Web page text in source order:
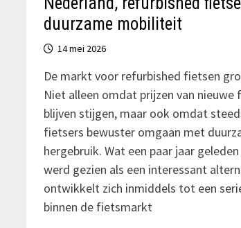
duurzame mobiliteit
14 mei 2026
De markt voor refurbished fietsen
Niet alleen omdat prijzen van nieuwe
blijven stijgen, maar ook omdat
fietsers bewuster omgaan met
hergebruik. Wat een paar jaar
werd gezien als een interessant
ontwikkelt zich inmiddels tot een
binnen de fietsmarkt